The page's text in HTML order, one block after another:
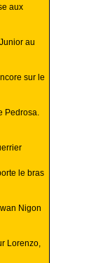
aux
au
sur le
Pedrosa.
le bras
Nigon
Lorenzo,